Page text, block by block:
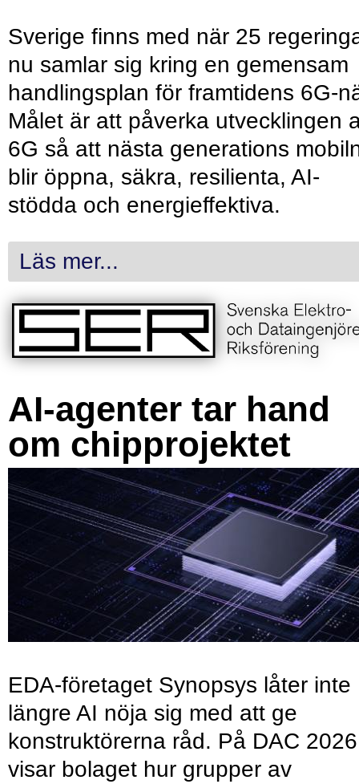
Sverige finns med när 25
nu samlar sig kring en gemensam
handlingsplan för framtidens 6G-
Målet är att påverka utvecklingen
6G så att nästa generations
blir öppna, säkra, resilienta, AI-
stödda och energieffektiva.
Läs mer...
AI-agenter tar hand
om chipprojektet
EDA-företaget Synopsys låter inte
längre AI nöja sig med att ge
konstruktörerna råd. På DAC 2026
visar bolaget hur grupper av